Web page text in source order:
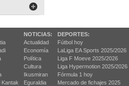
Kantak
NOTICIAS:
Actualidad
Economía
Política
Cultura
Ikusmiran
Eguraldia
DEPORTES:
Fútbol hoy
LaLiga EA Sports 2025/2026
Liga F Moeve 2025/2026
Liga Hypermotion 2025/2026
Fórmula 1 hoy
Mercado de fichajes 2025